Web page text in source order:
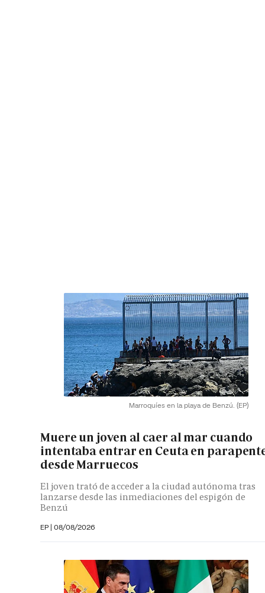
Marroquíes en la playa de Benzú. (EP)
Muere un joven al caer al mar cuando
intentaba entrar en Ceuta en
desde Marruecos
El joven trató de acceder a la ciudad autónoma tras
lanzarse desde las inmediaciones del espigón de
Benzú
EP | 08/08/2026